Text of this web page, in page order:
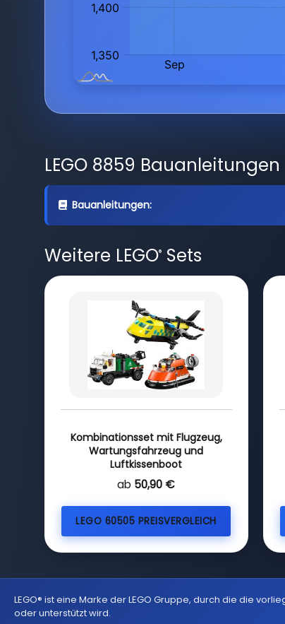
LEGO 8859 Bauanleitungen
Bauanleitungen:
Weitere LEGO®Sets
Kombinationsset mit Flugzeug,
Wartungsfahrzeug und
Luftkissenboot
ab 50,90 €
LEGO 60505 PREISVERGLEICH
LEGO® ist eine Marke der LEGO Gruppe, durch die die
oder unterstützt wird.